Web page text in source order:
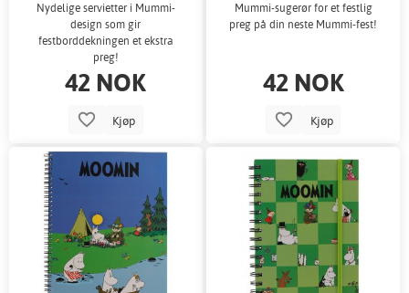
Nydelige servietter i Mummi-
design som gir
festborddekningen et ekstra
preg!
42 NOK
Kjøp
Mummi-sugerør for et festlig
preg på din neste Mummi-fest!
42 NOK
Kjøp